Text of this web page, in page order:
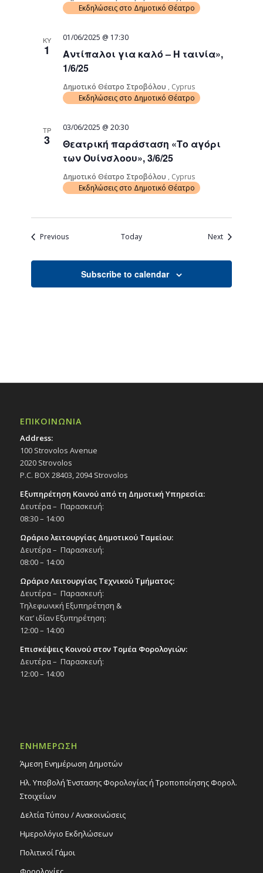
Εκδηλώσεις στο Δημοτικό Θέατρο
ΚΥ
1
Αντίπαλοι για καλό – Η ταινία»,
1/6/25
01/06/2025 @ 17:30
Δημοτικό Θέατρο Στροβόλου , Cyprus
Εκδηλώσεις στο Δημοτικό Θέατρο
ΤΡ
3
Θεατρική παράσταση «Το αγόρι
των Ουίνσλοου», 3/6/25
03/06/2025 @ 20:30
Δημοτικό Θέατρο Στροβόλου , Cyprus
Εκδηλώσεις στο Δημοτικό Θέατρο
PreviousEvents Today NextEvents
Subscribe to calendar
ΕΠΙΚΟΙΝΩΝΙΑ
Address:
100 Strovolos Avenue
2020 Strovolos
P.C. BOX 28403, 2094 Strovolos
Εξυπηρέτηση Κοινού από τη Δημοτική Υπηρεσία:
Δευτέρα – Παρασκευή:
08:30 – 14:00
Ωράριο λειτουργίας Δημοτικού Ταμείου:
Δευτέρα – Παρασκευή:
08:00 – 14:00
Ωράριο Λειτουργίας Τεχνικού Τμήματος:
Δευτέρα – Παρασκευή:
Τηλεφωνική Εξυπηρέτηση &
Κατ’ ιδίαν Εξυπηρέτηση:
12:00 – 14:00
Επισκέψεις Κοινού στον Τομέα Φορολογιών:
Δευτέρα – Παρασκευή:
12:00 – 14:00
ΕΝΗΜΕΡΩΣΗ
Άμεση Ενημέρωση Δημοτών
Ηλ. Υποβολή Ένστασης Φορολογίας ή Τροποποίησης Φορολ.
Στοιχείων
Δελτία Τύπου / Ανακοινώσεις
Ημερολόγιο Εκδηλώσεων
Πολιτικοί Γάμοι